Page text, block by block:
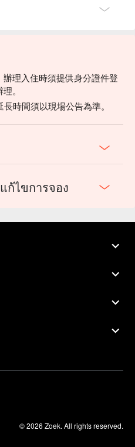
理入住時須提供身分證件登
。
時間須以現場公告為準。
ก้ไขการจอง
© 2026 Zoek. All rights reserved.